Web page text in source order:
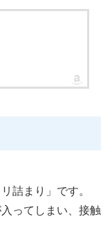
詰まり」です。
ってしまい、接触